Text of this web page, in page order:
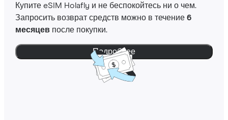
Купите eSIM Holafly и не беспокойтесь ни о чем.
Запросить возврат средств можно в течение 6
месяцевпосле покупки.
Подробнее